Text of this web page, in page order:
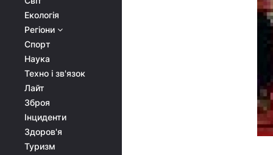
Екологія
Регіони
Спорт
Наука
Техно і зв'язок
Лайт
Зброя
Інциденти
Здоров'я
Туризм